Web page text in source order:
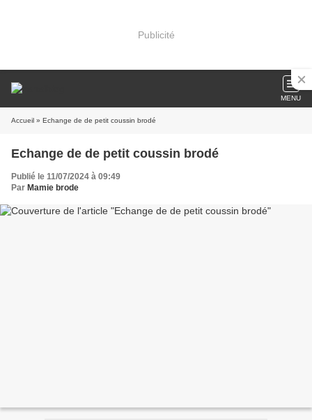
Publicité
MENU
Accueil » Echange de de petit coussin brodé
Echange de de petit coussin brodé
Publié le 11/07/2024 à 09:49
Par Mamie brode